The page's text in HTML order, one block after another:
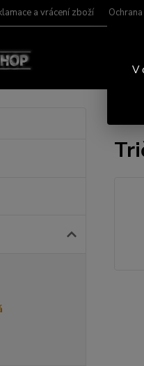
a vrácení zboží
V